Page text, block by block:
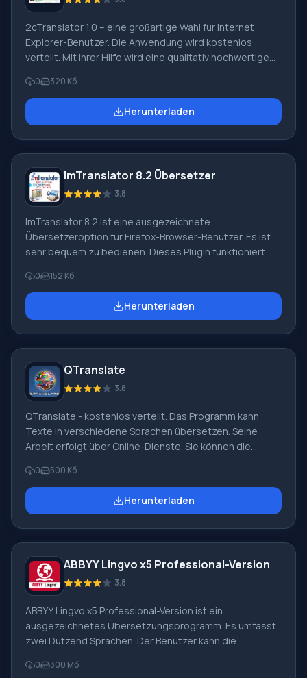
2cTranslator 1.0 – eine großartige Wahl für Internet
Explorer-Benutzer. Die Anwendung wird kostenlos
verteilt. Mit ihrer Hilfe wird eine qualitativ hochwertige
2cTranslator 1.0 für Windows jederzeit auf Russisch auf
unserer Website herunterladen. Dazu müssen Sie auf
den direkten Link klicken. Um die Übersetzung
Übersetzungsrichtungen erscheint vor Ihnen. Sie
müssen nur die am meisten
0 320 Кб
Herunterladen
ImTranslator 8.2 Übersetzer
3.8
ImTranslator 8.2 ist eine ausgezeichnete
Übersetzeroption für Firefox-Browser-Benutzer. Es ist
sehr bequem zu bedienen. Dieses Plugin funktioniert
Sprachkombinationen übersetzen. Wir empfehlen Ihnen,
ImTranslator 8.2 für Windows von unserer Website auf
Russisch herunterzuladen. Der Download ist schnell.
beginnen. Wir empfehlen Ihnen, ImTranslator 8
herunterzuladen
0 152 Кб
Herunterladen
QTranslate
3.8
QTranslate - kostenlos verteilt. Das Programm kann
Texte in verschiedene Sprachen übersetzen. Seine
Arbeit erfolgt über Online-Dienste. Sie können die
jederzeit auf unserer Website herunterladen. Um eine
Übersetzung durchzuführen, müssen Sie nur den
gewünschten Textabschnitt auswählen und eine
Hauptprogrammfenster). Vorteile Wenn
0 500 Кб
Herunterladen
ABBYY Lingvo x5 Professional-Version
3.8
ABBYY Lingvo x5 Professional-Version ist ein
ausgezeichnetes Übersetzungsprogramm. Es umfasst
zwei Dutzend Sprachen. Der Benutzer kann die
Sie können ABBYY Lingvo x5 Professional-Version
0 300 Мб